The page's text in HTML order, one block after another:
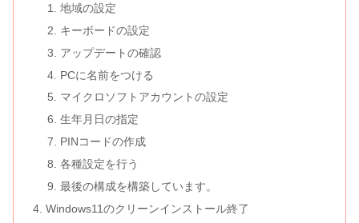
地域の設定
キーボードの設定
アップデートの確認
PCに名前をつける
マイクロソフトアカウントの設定
生年月日の指定
PINコードの作成
各種設定を行う
最後の構成を構築しています。
Windows11のクリーンインストール終了